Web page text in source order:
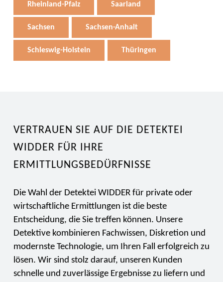
Rheinland-Pfalz Saarland
Sachsen Sachsen-Anhalt
Schleswig-Holstein Thüringen
VERTRAUEN SIE AUF DIE DETEKTEI
WIDDER FÜR IHRE
ERMITTLUNGSBEDÜRFNISSE
Die Wahl der Detektei WIDDER für private oder
wirtschaftliche Ermittlungen ist die beste
Entscheidung, die Sie treffen können. Unsere
Detektive kombinieren Fachwissen, Diskretion und
modernste Technologie, um Ihren Fall erfolgreich zu
lösen. Wir sind stolz darauf, unseren Kunden
schnelle und zuverlässige Ergebnisse zu liefern und